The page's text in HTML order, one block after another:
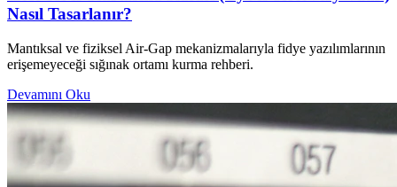
Nasıl Tasarlanır?
Mantıksal ve fiziksel Air-Gap mekanizmalarıyla fidye yazılımlarının
erişemeyeceği sığınak ortamı kurma rehberi.
Devamını Oku